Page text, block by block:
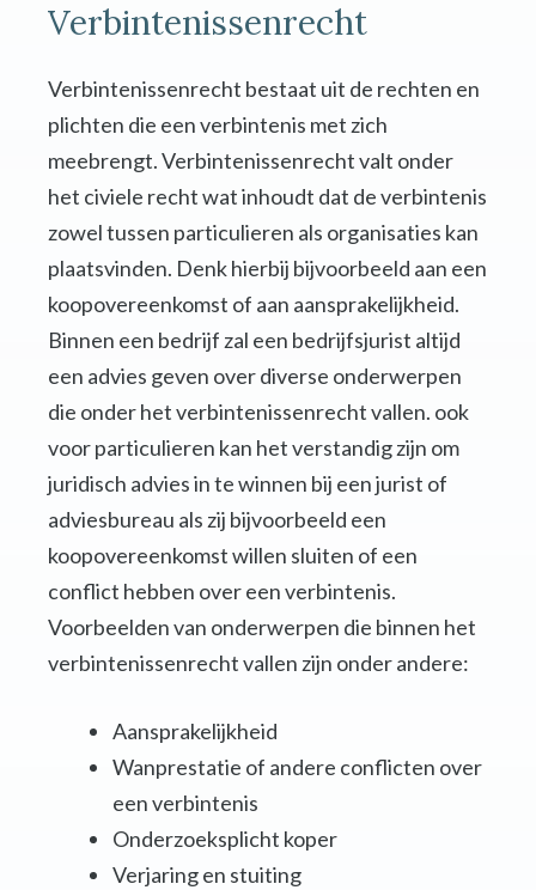
Verbintenissenrecht
Verbintenissenrecht bestaat uit de rechten en
plichten die een verbintenis met zich
meebrengt. Verbintenissenrecht valt onder
het civiele recht wat inhoudt dat de verbintenis
zowel tussen particulieren als organisaties kan
plaatsvinden. Denk hierbij bijvoorbeeld aan een
koopovereenkomst of aan aansprakelijkheid.
Binnen een bedrijf zal een bedrijfsjurist altijd
een advies geven over diverse onderwerpen
die onder het verbintenissenrecht vallen. ook
voor particulieren kan het verstandig zijn om
juridisch advies in te winnen bij een jurist of
adviesbureau als zij bijvoorbeeld een
koopovereenkomst willen sluiten of een
conflict hebben over een verbintenis.
Voorbeelden van onderwerpen die binnen het
verbintenissenrecht vallen zijn onder andere:
Aansprakelijkheid
Wanprestatie of andere conflicten over
een verbintenis
Onderzoeksplicht koper
Verjaring en stuiting